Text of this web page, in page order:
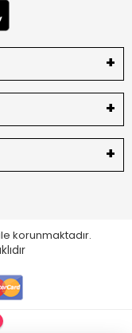
korunmaktadır.